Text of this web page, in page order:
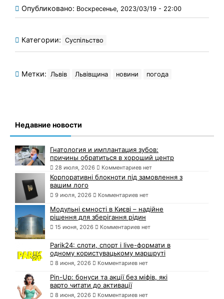
Опубликовано: Воскресенье, 2023/03/19 - 22:00
Категории: Суспільство
Метки: Львів Львівщина новини погода
Недавние новости
Гнатология и имплантация зубов:
причины обратиться в хороший центр
28 июля, 2026 Комментариев нет
Корпоративні блокноти під замовлення з
вашим лого
9 июля, 2026 Комментариев нет
Модульні ємності в Києві – надійне
рішення для зберігання рідин
15 июня, 2026 Комментариев нет
Parik24: слоти, спорт і live-формати в
одному користувацькому маршруті
8 июня, 2026 Комментариев нет
Pin-Up: бонуси та акції без міфів, які
варто читати до активації
8 июня, 2026 Комментариев нет